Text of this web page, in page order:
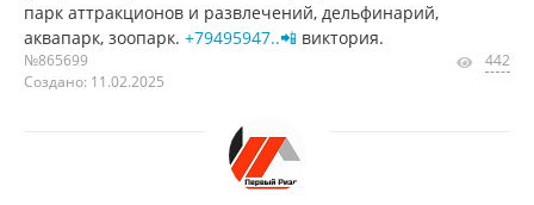
парк аттракционов и развлечений, дельфинарий,
аквапарк, зоопарк. +79495947..📲 виктория.
№865699
Создано: 11.02.2025
442